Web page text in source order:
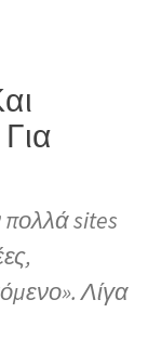
sites
Λίγα